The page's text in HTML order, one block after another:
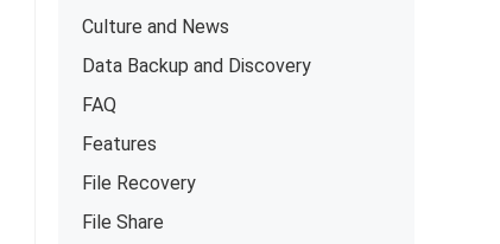
Culture and News
Data Backup and Discovery
FAQ
Features
File Recovery
File Share